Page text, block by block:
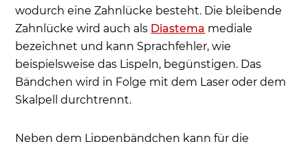
wodurch eine Zahnlücke besteht. Die bleibende
Zahnlücke wird auch als Diastema mediale
bezeichnet und kann Sprachfehler, wie
beispielsweise das Lispeln, begünstigen. Das
Bändchen wird in Folge mit dem Laser oder dem
Skalpell durchtrennt.
Neben dem Lippenbändchen kann für die